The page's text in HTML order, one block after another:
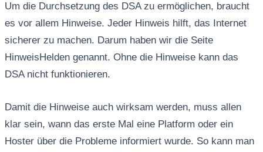
Um die Durchsetzung des DSA zu ermöglichen, braucht
es vor allem Hinweise. Jeder Hinweis hilft, das Internet
sicherer zu machen. Darum haben wir die Seite
HinweisHelden genannt. Ohne die Hinweise kann das
DSA nicht funktionieren.
Damit die Hinweise auch wirksam werden, muss allen
klar sein, wann das erste Mal eine Platform oder ein
Hoster über die Probleme informiert wurde. So kann man